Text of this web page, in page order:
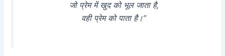
जो प्रेम में खुद को भूल जाता है,
वही प्रेम को पाता है।”